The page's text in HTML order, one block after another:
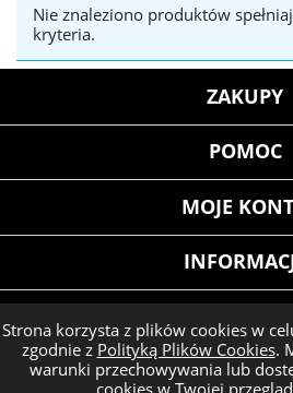
Strona korzysta z plików cookies w
zgodnie z Polityką Plików Cookies.
warunki przechowywania lub
cookies w Twojej
Nie znaleziono produktów
kryteria.
ZAKUPY
POMOC
MOJE
POKAŻ PEŁNĄ